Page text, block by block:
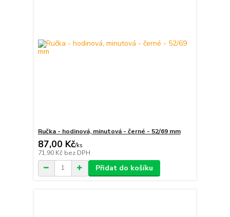
Ručka - hodinová, minutová - černé - 52/69 mm
87,00 Kč/ks
71,90 Kč bez DPH
Přidat do košíku